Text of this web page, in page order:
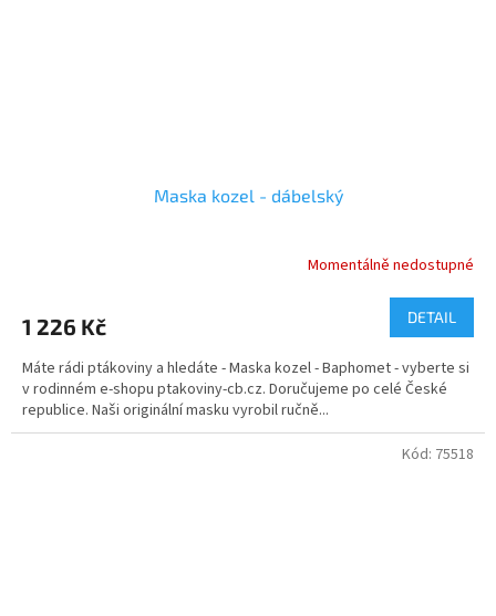
Maska kozel - dábelský
je
z
5
hvězdiček.
Momentálně nedostupné
1 226 Kč DETAIL
Máte rádi ptákoviny a hledáte - Maska kozel - Baphomet - vyberte si
v rodinném e-shopu ptakoviny-cb.cz. Doručujeme po celé České
republice. Naši originální masku vyrobil ručně...
Kód: 75518